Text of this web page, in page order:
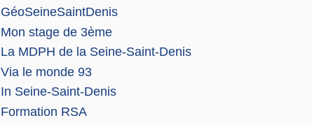
GéoSeineSaintDenis
Mon stage de 3ème
La MDPH de la Seine-Saint-Denis
Via le monde 93
In Seine-Saint-Denis
Formation RSA